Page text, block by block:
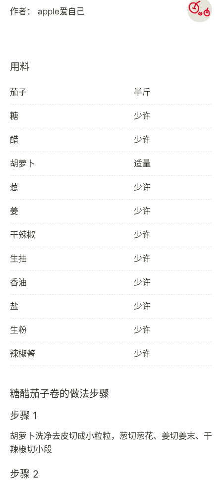
作者： apple爱自己
用料
茄子 半斤
糖 少许
醋 少许
胡萝卜 适量
葱 少许
姜 少许
干辣椒 少许
生抽 少许
香油 少许
盐 少许
生粉 少许
辣椒酱 少许
糖醋茄子卷的做法步骤
步骤 1
胡萝卜洗净去皮切成小粒粒，葱切葱花、姜切姜末、干
辣椒切小段
步骤 2